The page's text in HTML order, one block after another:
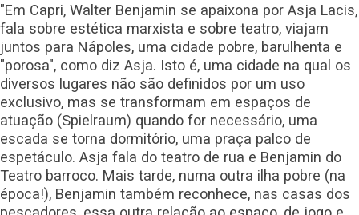
"Em Capri, Walter Benjamin se apaixona por Asja Lacis,
fala sobre estética marxista e sobre teatro, viajam
juntos para Nápoles, uma cidade pobre, barulhenta e
"porosa", como diz Asja. Isto é, uma cidade na qual os
diversos lugares não são definidos por um uso
exclusivo, mas se transformam em espaços de
atuação (Spielraum) quando for necessário, uma
escada se torna dormitório, uma praça palco de
espetáculo. Asja fala do teatro de rua e Benjamin do
Teatro barroco. Mais tarde, numa outra ilha pobre (na
época!), Benjamin também reconhece, nas casas dos